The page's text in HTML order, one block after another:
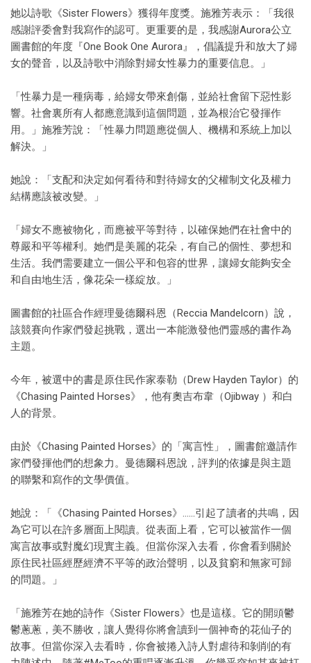
她以詩歌《Sister Flowers》獲得年度獎。施雅芳表示：「我很
感謝評委會對我寫作的認可。更重要的是，我感謝Aurora公立
圖書館的年度『One Book One Aurora』，倡議提升和放大了婦
女的聲音，以及詩歌中消除對婦女性暴力的重要信息。」
「性暴力是一種病毒，給婦女帶來創傷，並給社會留下惡性影
響。社會裏所有人都應意識到這個問題，並為根治它發揮作
用。」施雅芳說：「性暴力問題應從個人、機構和系統上加以
解決。」
她說：「支配和決定如何看待和對待婦女的父權制文化及權力
結構應該被改變。」
「婦女不應被物化，而應被平等對待，以確保她們在社會中的
尊嚴和平等權利。她們是美麗的花朵，有自己的個性、夢想和
生活。我們需要建立一個公平和包容的世界，讓婦女能夠安全
和自由地生活，像花朵一樣綻放。」
圖書館的社區合作經理曼德爾科恩（Reccia Mandelcorn）說，
該競賽向作家們發起挑戰，選出一本能激發他們靈感的書作為
主題。
今年，被選中的書是原住民作家泰勒（Drew Hayden Taylor）的
《Chasing Painted Horses》，他有奧吉布韋（Ojibway ）和白
人的背景。
由於《Chasing Painted Horses》的「寓言性」，圖書館邀請作
家們發揮他們的想象力。曼德爾科恩說，評判的依據是與主題
的聯繫和寫作的文學價值。
她說：「《Chasing Painted Horses》……引起了讀者的共鳴，因
為它可以在許多層面上閱讀。從表面上看，它可以被當作一個
寓言故事或對魔幻現實主義。但當你深入去看，你會看到關於
原住民社區經歷經濟不平等的政治聲明，以及貧窮和無家可歸
的問題。」
「施雅芳在她的詩作《Sister Flowers》也是這樣。它的開頭鬱
鬱蔥蔥，美不勝收，讓人覺得你將會讀到一個神奇的花仙子的
故事。但當你深入去看時，你會被捲入詩人對虐待和剝削的有